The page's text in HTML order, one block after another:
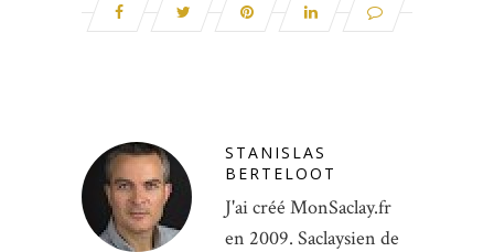
STANISLAS
BERTELOOT
J'ai créé MonSaclay.fr
en 2009. Saclaysien de